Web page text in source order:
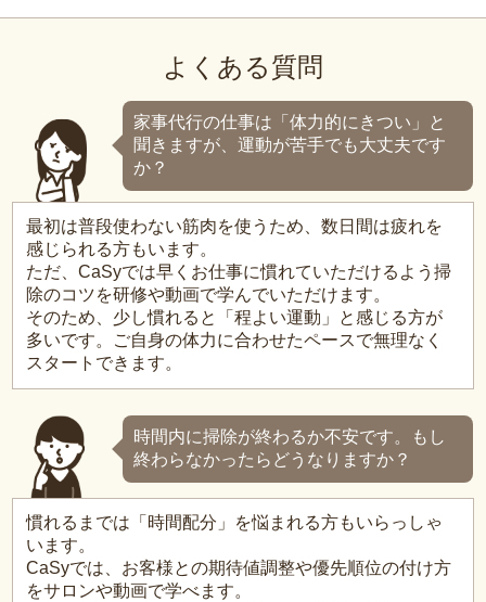
よくある質問
家事代行の仕事は「体力的にきつい」と
聞きますが、運動が苦手でも大丈夫です
か？
最初は普段使わない筋肉を使うため、数日間は疲れを
感じられる方もいます。
ただ、CaSyでは早くお仕事に慣れていただけるよう掃
除のコツを研修や動画で学んでいただけます。
そのため、少し慣れると「程よい運動」と感じる方が
多いです。ご自身の体力に合わせたペースで無理なく
スタートできます。
時間内に掃除が終わるか不安です。もし
終わらなかったらどうなりますか？
慣れるまでは「時間配分」を悩まれる方もいらっしゃ
います。
CaSyでは、お客様との期待値調整や優先順位の付け方
をサロンや動画で学べます。